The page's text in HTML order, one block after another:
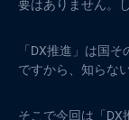
要はありません。
「DX推進」は国
ですから、知らな
そこで今回は「